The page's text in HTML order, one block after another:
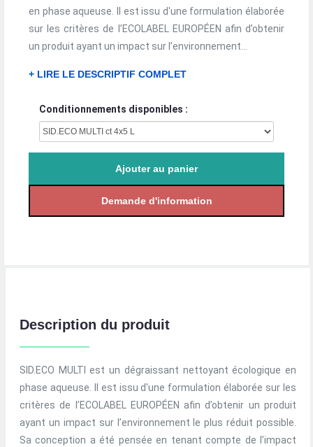
en phase aqueuse. Il est issu d'une formulation élaborée
sur les critères de l’ECOLABEL EUROPÉEN afin d’obtenir
un produit ayant un impact sur l’environnement...
+ LIRE LE DESCRIPTIF COMPLET
Conditionnements disponibles :
Description du produit
SID.ECO MULTI est un dégraissant nettoyant écologique en
phase aqueuse. Il est issu d'une formulation élaborée sur les
critères de l’ECOLABEL EUROPÉEN afin d’obtenir un produit
ayant un impact sur l’environnement le plus réduit possible.
Sa conception a été pensée en tenant compte de l’impact